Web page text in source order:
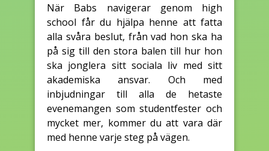
När Babs navigerar genom high
school får du hjälpa henne att fatta
alla svåra beslut, från vad hon ska ha
på sig till den stora balen till hur hon
ska jonglera sitt sociala liv med sitt
akademiska ansvar. Och med
inbjudningar till alla de hetaste
evenemangen som studentfester och
mycket mer, kommer du att vara där
med henne varje steg på vägen.